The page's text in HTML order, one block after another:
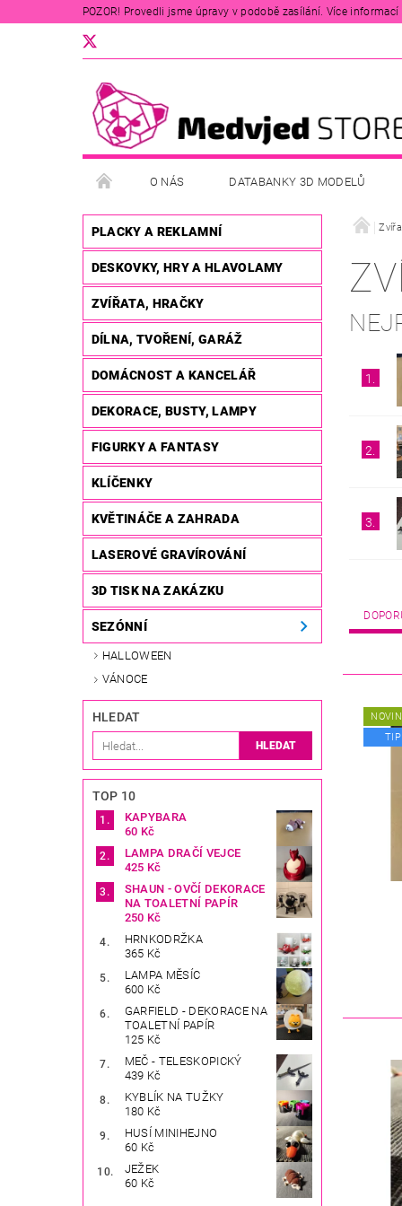
POZOR! Provedli jsme úpravy v podobě zasílání. Více
O NÁS DATABANKY 3D MODELŮ
PLACKY A REKLAMNÍ
DESKOVKY, HRY A HLAVOLAMY
ZVÍŘATA, HRAČKY
DÍLNA, TVOŘENÍ, GARÁŽ
DOMÁCNOST A KANCELÁŘ
DEKORACE, BUSTY, LAMPY
FIGURKY A FANTASY
KLÍČENKY
KVĚTINÁČE A ZAHRADA
LASEROVÉ GRAVÍROVÁNÍ
3D TISK NA ZAKÁZKU
SEZÓNNÍ
HALLOWEEN
VÁNOCE
HLEDAT
TOP 10
KAPYBARA
60 Kč
LAMPA DRAČÍ VEJCE
425 Kč
SHAUN - OVČÍ DEKORACE
NA TOALETNÍ PAPÍR
250 Kč
HRNKODRŽKA
365 Kč
LAMPA MĚSÍC
600 Kč
GARFIELD - DEKORACE NA
TOALETNÍ PAPÍR
125 Kč
MEČ - TELESKOPICKÝ
439 Kč
KYBLÍK NA TUŽKY
180 Kč
HUSÍ MINIHEJNO
60 Kč
JEŽEK
60 Kč
1.
2.
3.
TIP